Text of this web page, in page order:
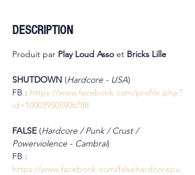
DESCRIPTION
Produit par Play Loud Asso et Bricks Lille
SHUTDOWN (Hardcore - USA)
FB : https://www.facebook.com/profile.php?
id=100039505906788
FALSE (Hardcore / Punk / Crust /
Powerviolence - Cambrai)
FB :
https://www.facebook.com/falsehardcorepu